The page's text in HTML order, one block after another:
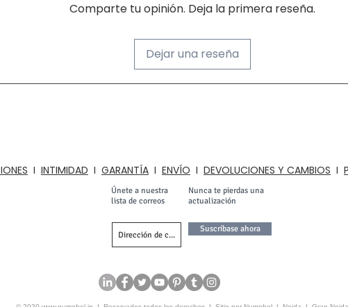
Comparte tu opinión. Deja la primera reseña.
Dejar una reseña
I INTIMIDAD I GARANTÍA I ENVÍO I DEVOLUCIONES Y CAMBIOS I
Únete a nuestra
lista de correos
Nunca te pierdas una
actualización
Suscríbase ahora